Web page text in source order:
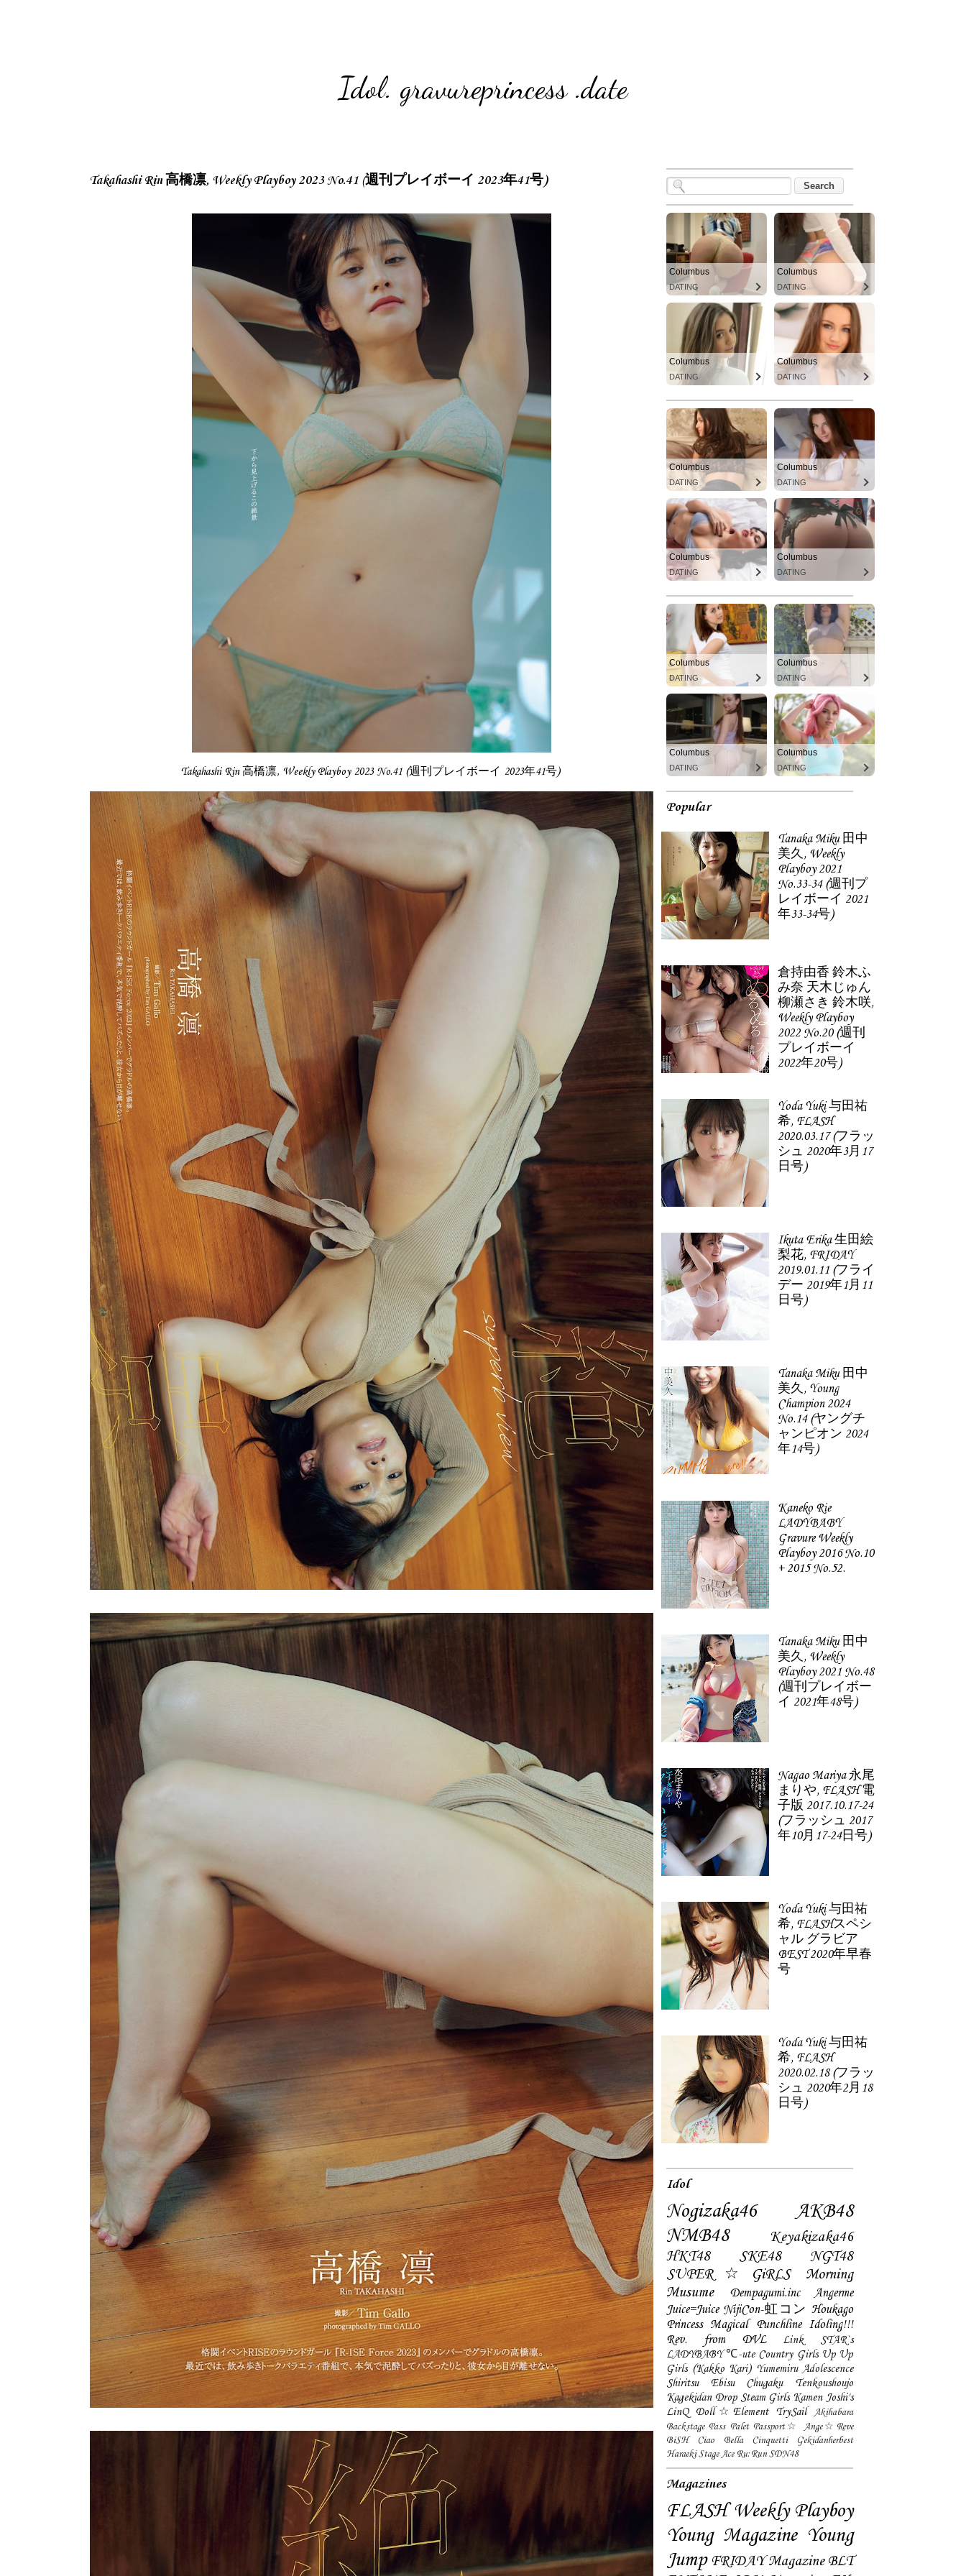
Idol. gravureprincess .date
Takahashi Rin 高橋凛, Weekly Playboy 2023 No.41 (週刊プレイボーイ 2023年41号)
Takahashi Rin 高橋凛, Weekly Playboy 2023 No.41 (週刊プレイボーイ 2023年41号)
Columbus
DATING
Columbus
DATING
Columbus
DATING
Columbus
DATING
Columbus
DATING
Columbus
DATING
Columbus
DATING
Columbus
DATING
Columbus
DATING
Columbus
DATING
Columbus
DATING
Columbus
DATING
Popular
Tanaka Miku 田中
美久, Weekly
Playboy 2021
No.33-34 (週刊プ
レイボーイ 2021
年33-34号)
倉持由香 鈴木ふ
み奈 天木じゅん
柳瀬さき 鈴木咲,
Weekly Playboy
2022 No.20 (週刊
プレイボーイ
2022年20号)
Yoda Yuki 与田祐
希, FLASH
2020.03.17 (フラッ
シュ 2020年3月17
日号)
Ikuta Erika 生田絵
梨花, FRIDAY
2019.01.11 (フライ
デー 2019年1月11
日号)
Tanaka Miku 田中
美久, Young
Champion 2024
No.14 (ヤングチ
ャンピオン 2024
年14号)
Kaneko Rie
LADYBABY
Gravure Weekly
Playboy 2016 No.10
+ 2015 No.52.
Tanaka Miku 田中
美久, Weekly
Playboy 2021 No.48
(週刊プレイボー
イ 2021年48号)
Nagao Mariya 永尾
まりや, FLASH 電
子版 2017.10.17-24
(フラッシュ 2017
年10月17-24日号)
Yoda Yuki 与田祐
希, FLASHスペシ
ャル グラビア
BEST 2020年早春
号
Yoda Yuki 与田祐
希, FLASH
2020.02.18 (フラッ
シュ 2020年2月18
日号)
Idol
Nogizaka46
AKB48
NMB48
Keyakizaka46
HKT48
SKE48
NGT48
SUPER☆GiRLS
Morning
Musume
Dempagumi.inc
Angerme
Juice=Juice NijiCon-虹コン Houkago
Princess Magical Punchline Idoling!!!
Rev. from DVL
Link STAR`s
LADYBABY ℃-ute Country Girls Up Up
Girls (Kakko Kari) Yumemiru Adolescence
Shiritsu Ebisu Chugaku
Tenkoushoujo
Kagekidan Drop Steam Girls Kamen Joshi's
LinQ Doll☆Element TrySail
Akihabara
Backstage Pass Palet Passport☆
Ange☆Reve
BiSH
Ciao Bella Cinquetti
Gekidanherbest
Haraeki Stage Ace Ru:Run SDN48
Magazines
FLASH Weekly Playboy
Young Magazine Young
Jump FRIDAY Magazine BLT